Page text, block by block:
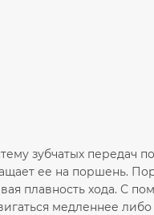
зубчатых передач
ее на поршень.
плавность хода. С
медленнее